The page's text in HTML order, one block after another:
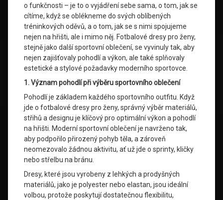
o funkčnosti – je to o vyjádření sebe sama, o tom, jak se
cítíme, když se oblékneme do svých oblíbených
tréninkových oděvů, a o tom, jak se s nimi spojujeme
nejen na hřišti, ale i mimo něj. Fotbalové dresy pro ženy,
stejně jako další sportovní oblečení, se vyvinuly tak, aby
nejen zajišťovaly pohodlí a výkon, ale také splňovaly
estetické a stylové požadavky moderního sportovce.
1. Význam pohodlí při výběru sportovního oblečení
Pohodlí je základem každého sportovního outfitu. Když
jde o fotbalové dresy pro ženy, správný výběr materiálů,
střihů a designu je klíčový pro optimální výkon a pohodlí
na hřišti. Moderní sportovní oblečení je navrženo tak,
aby podpořilo přirozený pohyb těla, a zároveň
neomezovalo žádnou aktivitu, ať už jde o sprinty, kličky
nebo střelbu na bránu.
Dresy, které jsou vyrobeny z lehkých a prodyšných
materiálů, jako je polyester nebo elastan, jsou ideální
volbou, protože poskytují dostatečnou flexibilitu,